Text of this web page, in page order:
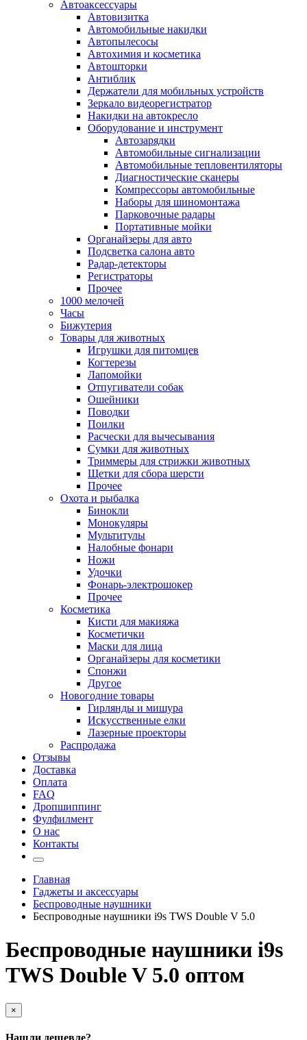
Автоаксессуары
Автовизитка
Автомобильные накидки
Автопылесосы
Автохимия и косметика
Автошторки
Антиблик
Держатели для мобильных устройств
Зеркало видеорегистратор
Накидки на автокресло
Оборудование и инструмент
Автозарядки
Автомобильные сигнализации
Автомобильные тепловентиляторы
Диагностические сканеры
Компрессоры автомобильные
Наборы для шиномонтажа
Парковочные радары
Портативные мойки
Органайзеры для авто
Подсветка салона авто
Радар-детекторы
Регистраторы
Прочее
1000 мелочей
Часы
Бижутерия
Товары для животных
Игрушки для питомцев
Когтерезы
Лапомойки
Отпугиватели собак
Ошейники
Поводки
Поилки
Расчески для вычесывания
Сумки для животных
Триммеры для стрижки животных
Щетки для сбора шерсти
Прочее
Охота и рыбалка
Бинокли
Монокуляры
Мультитулы
Налобные фонари
Ножи
Удочки
Фонарь-электрошокер
Прочее
Косметика
Кисти для макияжа
Косметички
Маски для лица
Органайзеры для косметики
Спонжи
Другое
Новогодние товары
Гирлянды и мишура
Искусственные елки
Лазерные проекторы
Распродажа
Отзывы
Доставка
Оплата
FAQ
Дропшиппинг
Фулфилмент
О нас
Контакты
Главная
Гаджеты и аксессуары
Беспроводные наушники
Беспроводные наушники i9s TWS Double V 5.0
Беспроводные наушники i9s
TWS Double V 5.0 оптом
×